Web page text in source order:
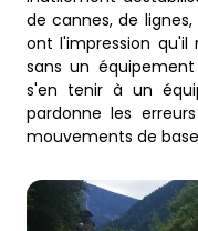
de cannes, de
ont l'impression
sans un
s'en tenir à un
pardonne les
mouvements de